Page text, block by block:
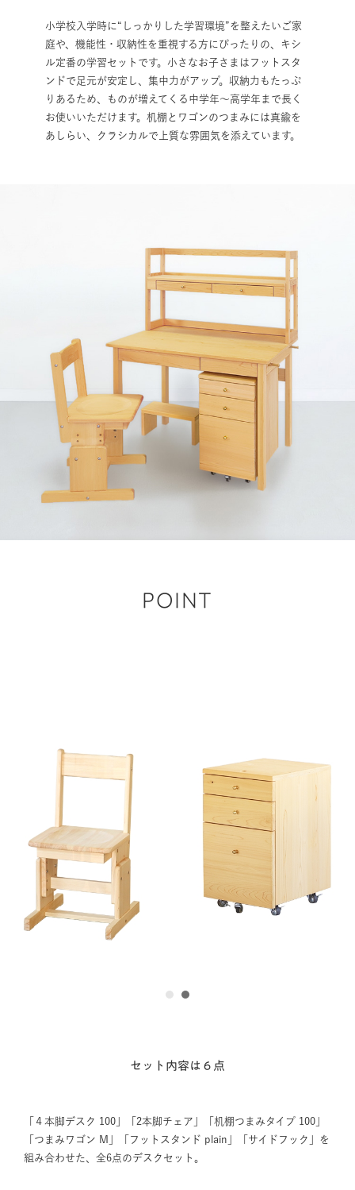
小学校入学時に“しっかりした学習環境”を整えたいご家
庭や、機能性・収納性を重視する方にぴったりの、キシ
ル定番の学習セットです。小さなお子さまはフットスタ
ンドで足元が安定し、集中力がアップ。収納力もたっぷ
りあるため、ものが増えてくる中学年〜高学年まで長く
お使いいただけます。机棚とワゴンのつまみには真鍮を
あしらい、クラシカルで上質な雰囲気を添えています。
POINT
1 2
セット内容は６点
「４本脚デスク 100」「2本脚チェア」「机棚つまみタイプ 100」
「つまみワゴン M」「フットスタンド plain」「サイドフック」を
組み合わせた、全6点のデスクセット。